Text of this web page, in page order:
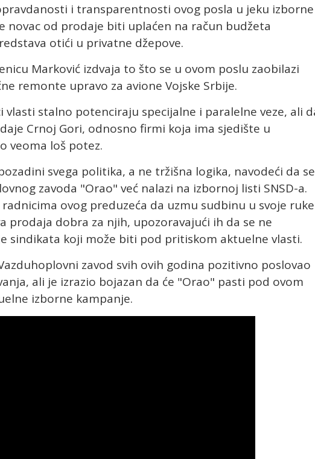
i transparentnosti ovog posla u jeku izborne
novac od prodaje biti uplaćen na račun budžeta
otići u privatne džepove.
Marković izdvaja to što se u ovom poslu zaobilazi
remonte upravo za avione Vojske Srbije.
vlasti stalno potenciraju specijalne i paralelne veze, ali
Crnoj Gori, odnosno firmi koja ima sjedište u
veoma loš potez.
svega politika, a ne tržišna logika, navodeći da se
zavoda "Orao" već nalazi na izbornoj listi SNSD-a.
ovog preduzeća da uzmu sudbinu u svoje
prodaja dobra za njih, upozoravajući ih da se ne
sindikata koji može biti pod pritiskom aktuelne vlasti.
zavod svih ovih godina pozitivno poslovao
ali je izrazio bojazan da će "Orao" pasti pod ovom
izborne kampanje.